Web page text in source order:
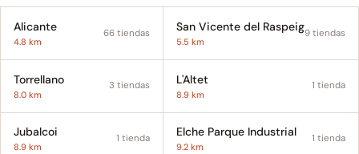
Alicante
4.8 km
66 tiendas San Vicente del Raspeig
5.5 km
9 tiendas
Torrellano
8.0 km
3 tiendas L'Altet
8.9 km
1 tienda
Jubalcoi
8.9 km
1 tienda Elche Parque Industrial
9.2 km
1 tienda